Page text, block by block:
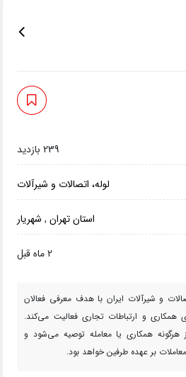
239 بازدید
لوله، اتصالات و شیرآلات
استان تهران, شهریار
2 ماه قبل
و شیرآلات ایران با هدف معرفی فعالان
و ارتباطات تجاری فعالیت می‌کند.
هرگونه همکاری یا معامله توصیه می‌شود و
بر عهده طرفین خواهد بود.